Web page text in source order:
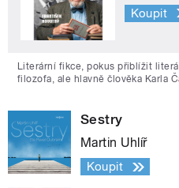
Koupit
Literární fikce, pokus přiblížit
filozofa, ale hlavně člověka Karla
Sestry
Martin Uhlíř
Koupit